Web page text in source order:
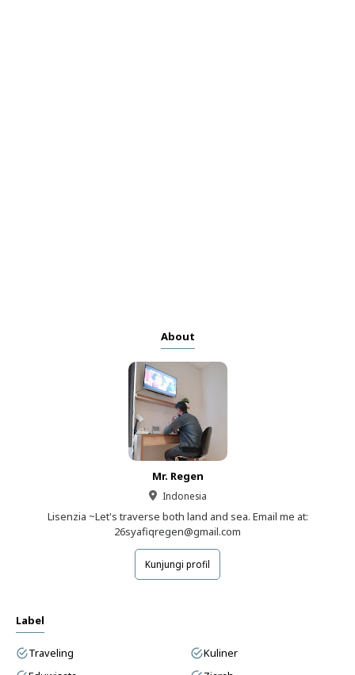
About
Mr. Regen
Indonesia
Lisenzia ~Let's traverse both land and sea. Email me at:
26syafiqregen@gmail.com
Kunjungi profil
Label
Traveling
Kuliner